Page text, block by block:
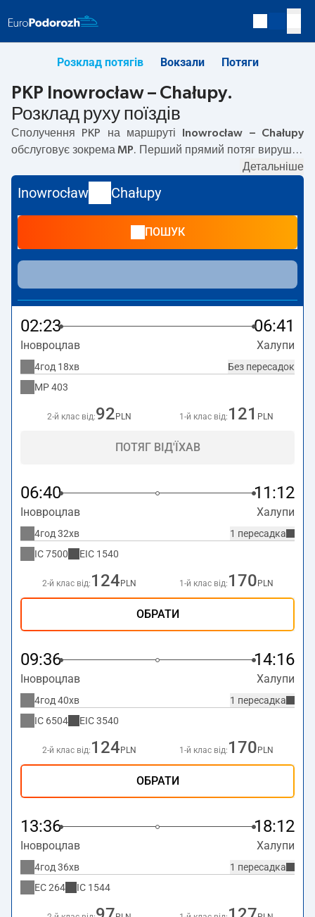
Розклад потягів Вокзали Потяги
PKP Inowrocław – Chałupy.
Розклад руху поїздів
Сполучення PKP на маршруті
Inowrocław – Chałupy
обслуговує зокрема MP. Перший прямий потяг вирушає
Chałupy вирушає о 15:36. Найшвидший маршрут
пропонує потяг без пересадок
потягом триває03:41 . На маршрутіInowrocław–
курсують також інші потяги:
— пропонують нижчу ціну квитка і зазвичай довший час
Детальніше
Inowrocław Chałupy
ПОШУК
02:23 06:41
Іновроцлав Халупи
Без пересадок
4год 18хв
MP403
2-й клас від:92 PLN 1-й клас від: 121 PLN
ПОТЯГ ВІД'ЇХАВ
06:40 11:12
Іновроцлав Халупи
1 пересадка
4год 32хв
IC7500 EIC 1540
2-й клас від: 124 PLN 1-й клас від: 170 PLN
ОБРАТИ
09:36 14:16
Іновроцлав Халупи
1 пересадка
4год 40хв
IC 6504 EIC3540
2-й клас від: 124 PLN 1-й клас від: 170 PLN
ОБРАТИ
13:36 18:12
Іновроцлав Халупи
1 пересадка
4год 36хв
EC264 IC 1544